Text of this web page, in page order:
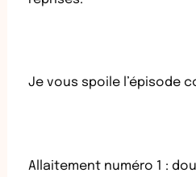
Je vous spoile l’épisode
Allaitement numéro 1 :